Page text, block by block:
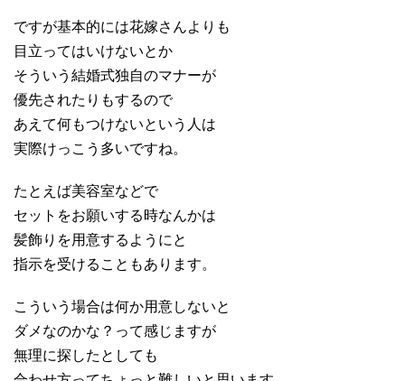
ですが基本的には花嫁さんよりも
目立ってはいけないとか
そういう結婚式独自のマナーが
優先されたりもするので
あえて何もつけないという人は
実際けっこう多いですね。
たとえば美容室などで
セットをお願いする時なんかは
髪飾りを用意するようにと
指示を受けることもあります。
こういう場合は何か用意しないと
ダメなのかな？って感じますが
無理に探したとしても